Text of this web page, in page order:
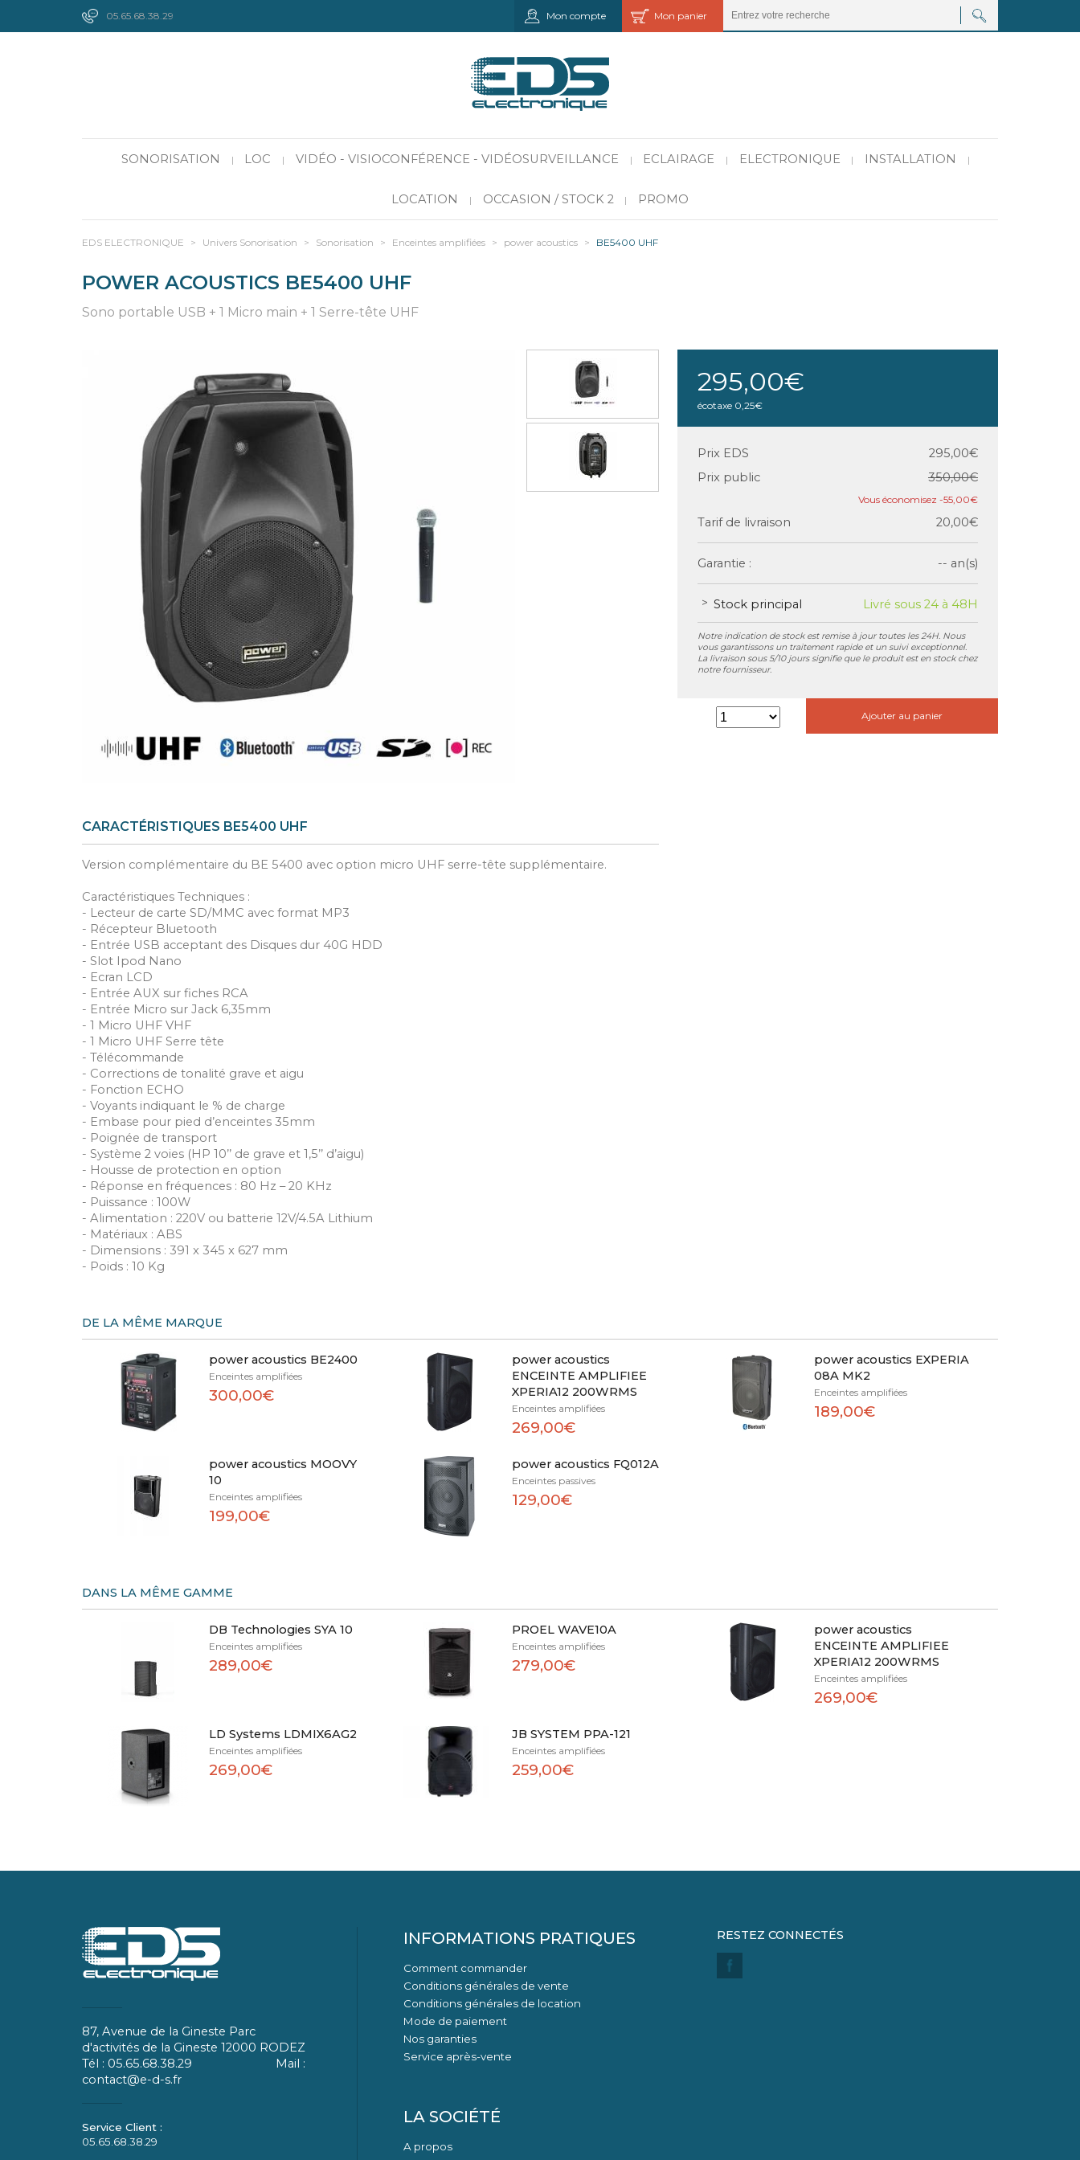
05.65.68.38.29 Mon panier
Mon compte
SONORISATION | LOC | VIDÉO - VISIOCONFÉRENCE - VIDÉOSURVEILLANCE | ECLAIRAGE | ELECTRONIQUE | INSTALLATION |
LOCATION | OCCASION / STOCK 2 | PROMO
EDS ELECTRONIQUE > Univers Sonorisation > Sonorisation > Enceintes amplifiées > power acoustics > BE5400 UHF
POWER ACOUSTICS BE5400 UHF
Sono portable USB + 1 Micro main + 1 Serre-tête UHF
295,00€
écotaxe 0,25€
Prix EDS
295,00€
Prix public
350,00€
-55,00€
Tarif de livraison 20,00€
Garantie : -- an(s)
Stock principal Livré sous 24 à 48H
Notre indication de stock est remise à jour toutes les 24H. Nous
vous garantissons un traitement rapide et un suivi exceptionnel.
La livraison sous 5/10 jours signifie que le produit est en stock chez
notre fournisseur.
Ajouter au panier
CARACTÉRISTIQUES BE5400 UHF
Version complémentaire du BE 5400 avec option micro UHF serre-tête supplémentaire.
Caractéristiques Techniques :
- Lecteur de carte SD/MMC avec format MP3
- Récepteur Bluetooth
- Entrée USB acceptant des Disques dur 40G HDD
- Slot Ipod Nano
- Ecran LCD
- Entrée AUX sur fiches RCA
- Entrée Micro sur Jack 6,35mm
- 1 Micro UHF VHF
- 1 Micro UHF Serre tête
- Télécommande
- Corrections de tonalité grave et aigu
- Fonction ECHO
- Voyants indiquant le % de charge
- Embase pour pied d’enceintes 35mm
- Poignée de transport
- Système 2 voies (HP 10’’ de grave et 1,5’’ d’aigu)
- Housse de protection en option
- Réponse en fréquences : 80 Hz – 20 KHz
- Puissance : 100W
- Alimentation : 220V ou batterie 12V/4.5A Lithium
- Matériaux : ABS
- Dimensions : 391 x 345 x 627 mm
- Poids : 10 Kg
DE LA MÊME MARQUE
power acoustics BE2400
Enceintes amplifiées
300,00€
power acoustics
ENCEINTE AMPLIFIEE
XPERIA12 200WRMS
Enceintes amplifiées
269,00€
power acoustics EXPERIA
08A MK2
Enceintes amplifiées
189,00€
power acoustics MOOVY
10
Enceintes amplifiées
199,00€
power acoustics FQ012A
Enceintes passives
129,00€
DANS LA MÊME GAMME
DB Technologies SYA 10
Enceintes amplifiées
289,00€
PROEL WAVE10A
Enceintes amplifiées
279,00€
power acoustics
ENCEINTE AMPLIFIEE
XPERIA12 200WRMS
Enceintes amplifiées
269,00€
LD Systems LDMIX6AG2
Enceintes amplifiées
269,00€
JB SYSTEM PPA-121
Enceintes amplifiées
259,00€
87, Avenue de la Gineste Parc
d'activités de la Gineste 12000 RODEZ
Tél : 05.65.68.38.29 Mail :
contact@e-d-s.fr
05.65.68.38.29
INFORMATIONS PRATIQUES
Comment commander
Conditions générales de vente
Conditions générales de location
Mode de paiement
Nos garanties
Service après-vente
LA SOCIÉTÉ
A propos